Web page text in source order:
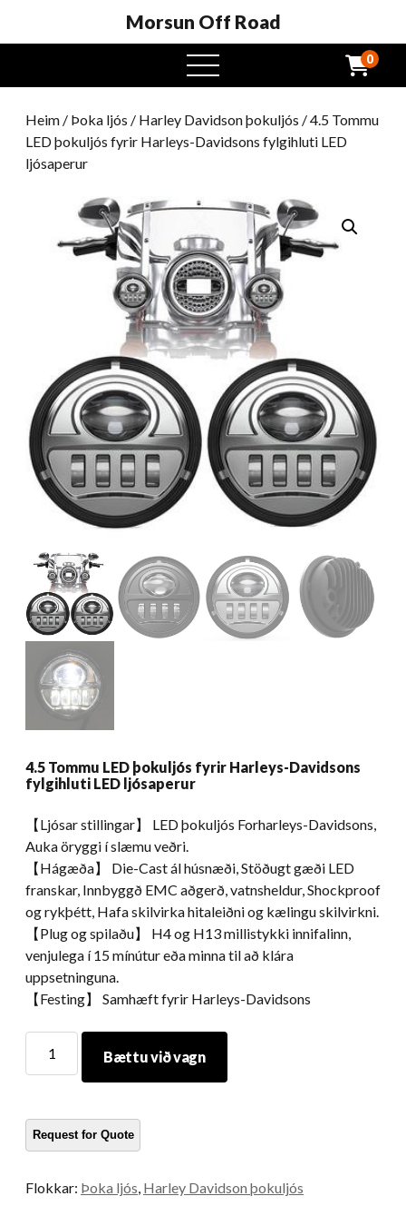
Morsun Off Road
Opinn
valmynd
0
Heim / Þoka ljós / Harley Davidson þokuljós / 4.5 Tommu
LED þokuljós fyrir Harleys-Davidsons fylgihluti LED
ljósaperur
4.5 Tommu LED þokuljós fyrir Harleys-Davidsons
fylgihluti LED ljósaperur
【Ljósar stillingar】 LED þokuljós Forharleys-Davidsons,
Auka öryggi í slæmu veðri.
【Hágæða】 Die-Cast ál húsnæði, Stöðugt gæði LED
franskar, Innbyggð EMC aðgerð, vatnsheldur, Shockproof
og rykþétt, Hafa skilvirka hitaleiðni og kælingu skilvirkni.
【Plug og spilaðu】 H4 og H13 millistykki innifalinn,
venjulega í 15 mínútur eða minna til að klára
uppsetninguna.
【Festing】 Samhæft fyrir Harleys-Davidsons
Tommu
fyrir
Harleys-
fylgihluti
Bættu við vagn
Flokkar: Þoka ljós Harley Davidson þokuljós